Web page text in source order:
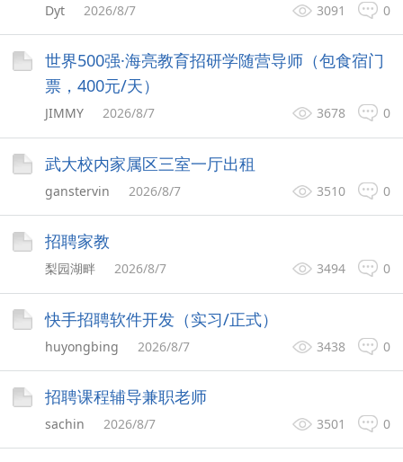
0
3091
Dyt 2026/8/7
世界500强·海亮教育招研学随营导师（包食宿门
票，400元/天）
0
3678
JIMMY 2026/8/7
武大校内家属区三室一厅出租
0
3510
ganstervin 2026/8/7
招聘家教
0
3494
梨园湖畔 2026/8/7
快手招聘软件开发（实习/正式）
0
3438
huyongbing 2026/8/7
招聘课程辅导兼职老师
0
3501
sachin 2026/8/7